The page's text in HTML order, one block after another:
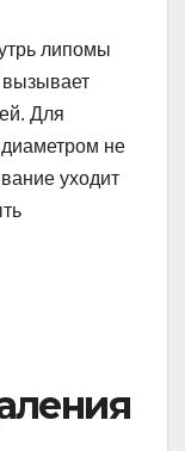
липомы
вызывает
Для
не
уходит